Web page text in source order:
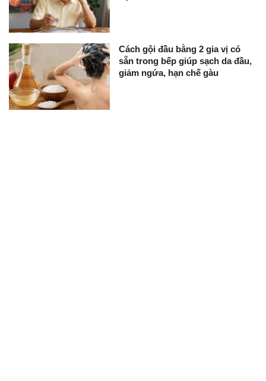
Cách gội đầu bằng 2 gia vị có
sẵn trong bếp giúp sạch da đầu,
giảm ngứa, hạn chế gàu